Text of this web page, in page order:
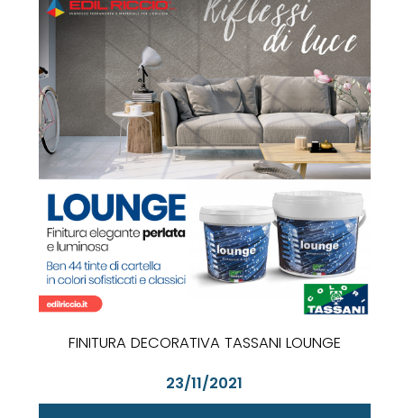
FINITURA DECORATIVA TASSANI LOUNGE
23/11/2021